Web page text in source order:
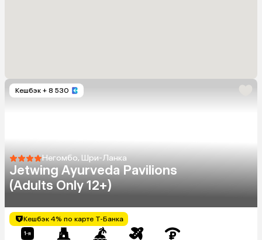
Кешбэк + 8 530
Негомбо, Шри-Ланка
Jetwing Ayurveda Pavilions
(Adults Only 12+)
Кешбэк 4% по карте Т-Банка